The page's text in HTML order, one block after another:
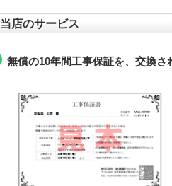
当店のサービス
無償の10年間工事保証を、交換さ